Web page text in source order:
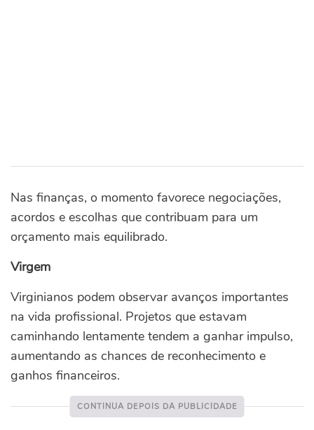
Nas finanças, o momento favorece negociações,
acordos e escolhas que contribuam para um
orçamento mais equilibrado.
Virgem
Virginianos podem observar avanços importantes
na vida profissional. Projetos que estavam
caminhando lentamente tendem a ganhar impulso,
aumentando as chances de reconhecimento e
ganhos financeiros.